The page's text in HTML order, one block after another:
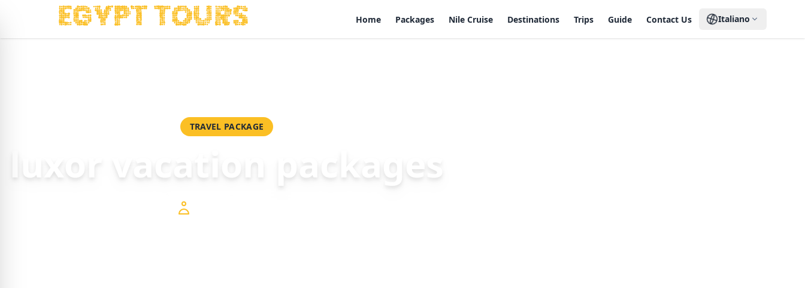
Home Packages Nile Cruise Destinations Trips Guide Contact Us Italiano
TRAVEL PACKAGE
luxor vacation packages